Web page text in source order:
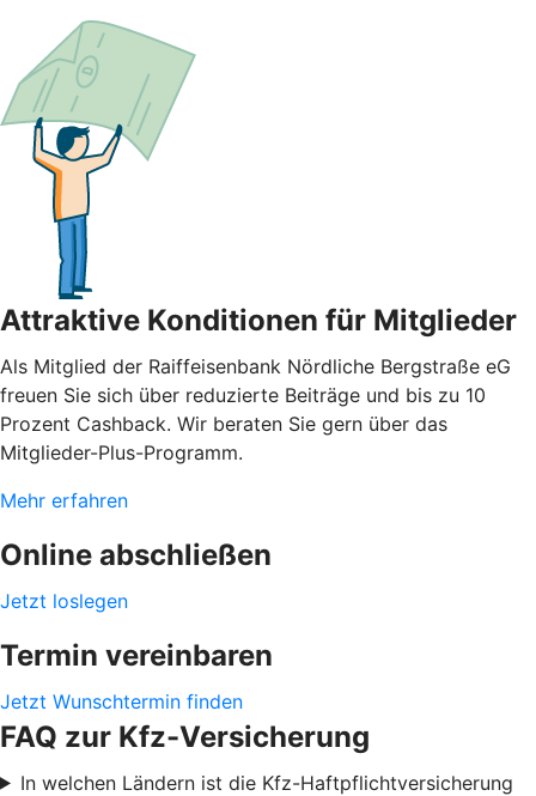
Attraktive Konditionen für Mitglieder
Als Mitglied der Raiffeisenbank Nördliche Bergstraße eG
freuen Sie sich über reduzierte Beiträge und bis zu 10
Prozent Cashback. Wir beraten Sie gern über das
Mitglieder-Plus-Programm.
Mehr erfahren
Online abschließen
Jetzt loslegen
Termin vereinbaren
Jetzt Wunschtermin finden
FAQ zur Kfz-Versicherung
In welchen Ländern ist die Kfz-Haftpflichtversicherung